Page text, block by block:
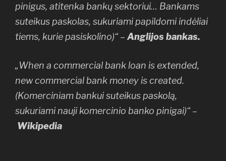
pinigus, atitenka bankų sektoriui… Bankams
suteikus paskolas, sukuriami papildomi indėliai
tiems, kurie pasiskolino)“ – Anglijos bankas.
„When a commercial bank loan is extended,
new commercial bank money is created.
(Komerciniam bankui suteikus paskolą,
sukuriami nauji komercinio banko pinigai)“ –
Wikipedia